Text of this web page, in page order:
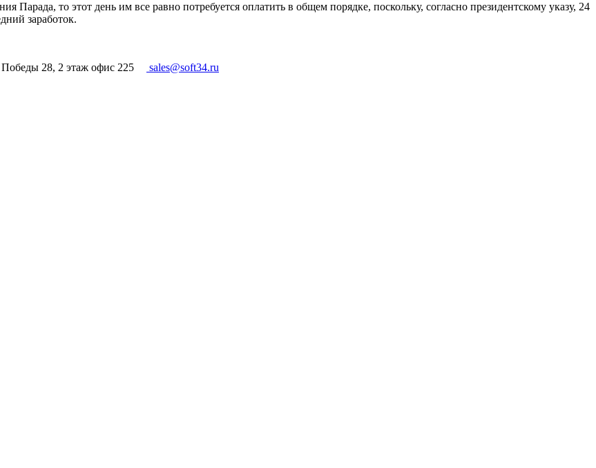
Парада, то этот день им все равно потребуется оплатить в общем порядке, поскольку, согласно президентскому указу, 24
заработок.
Победы 28, 2 этаж офис 225 sales@soft34.ru